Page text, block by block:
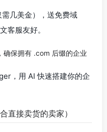
几美金），送免费域
客服友好。
确保拥有 .com 后缀的企业
，用 AI 快速搭建你的企
直接卖货的卖家）